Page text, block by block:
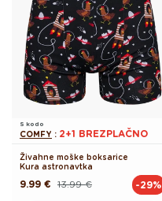
S kodo
COMFY : 2+1 BREZPLAČNO
Živahne moške boksarice
Kura astronavtka
Redna 13.99 €
Akcijska
9.99 € -29%